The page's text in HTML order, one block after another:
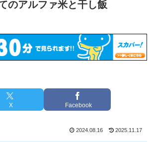
のアルファ米と干し飯
X Facebook
2024.08.16 2025.11.17